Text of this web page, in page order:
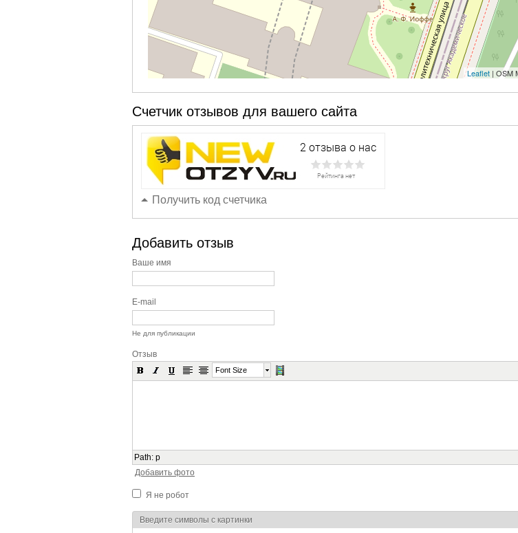
Leaflet | OSM
Счетчик отзывов для вашего сайта
Получить код счетчика
Добавить отзыв
Ваше имя
E-mail
Не для публикации
Отзыв
Font Size
Path: p
Добавить фото
Я не робот
Я спамер
Введите символы с картинки